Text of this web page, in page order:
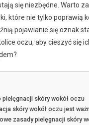
się niezbędne. Warto
które nie tylko poprawią
pojawianie się oznak
oczu, aby cieszyć się
pielęgnacji skóry wokół oczu
skóry wokół oczu jest
zasady pielęgnacji skóry